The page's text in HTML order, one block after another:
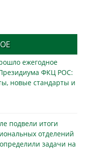
ежегодное
ФКЦ РОС:
новые стандарты и
подвели итоги
отделений
задачи на